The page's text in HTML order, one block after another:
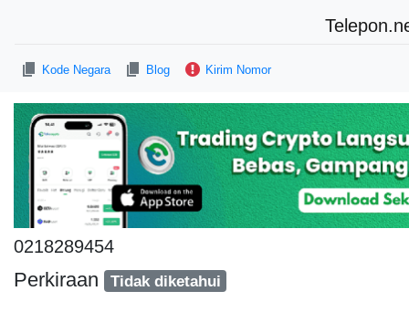
Kode Negara Blog Kirim Nomor
0218289454
Perkiraan Tidak diketahui